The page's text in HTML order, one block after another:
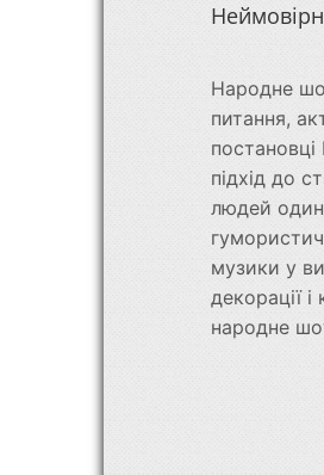
Народне
питання,
підхід до
людей один
музики у
декорації
народне